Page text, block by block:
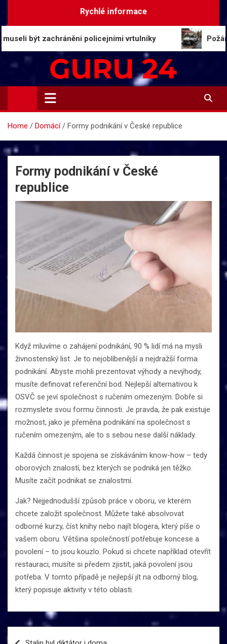
Rychlé informace
zachráněni policejními vrtulníky Požár
Guru24.cz
Press relations a informace
Home Domácí Formy podnikání v České republice
Formy podnikání v České
republice
Když mluvíme o zahájení podnikání, 90 % lidí má na mysli
živnostenský list. Je to nejoblíbenější a nejdražší forma
podnikání. Abyste mohli prezentovat výhody a nevýhody,
musíte definovat referenční bod. Nejlepší alternativou k
OSVČ se jeví společnost s ručením omezeným. Dobře si
rozmyslete svou formu činnosti. Je pravda, že pak existuje
možnost, jako je přeměna podnikání na společnost s
ručením omezeným, ale to s sebou nese další náklady.
Každá činnost je spojena se získáváním know-how – tedy
oborových znalostí, bez kterých se podniká jen těžko.
Musíte začít podnikat se znalostmi.
Jak? Nejjednodušší způsob práce v oboru, ve kterém
chcete založit společnost. Můžete také absolvovat
odborné kurzy, číst knihy nebo najít blogera, který píše o
vašem oboru. Většina společností potřebuje koncese a
povolení – to jsou kouzlo. Pokud si chcete například otevřít
restauraci, musíte si předem zjistit, jaká povolení jsou
potřeba. V tomto případě je nejlepší jít na odborný blog,
který popisuje aktivity v této oblasti.
Navigace